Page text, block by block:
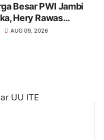
Besar PWI Jambi
Hery Rawas
Sekretaris PWI
AUG 09, 2026
UU ITE